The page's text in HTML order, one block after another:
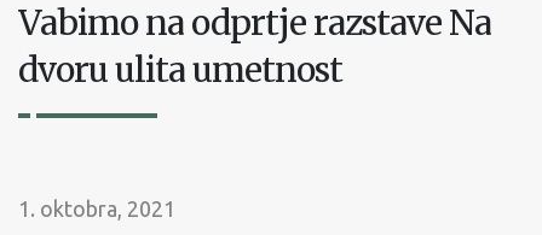
Vabimo na odprtje razstave Na
dvoru ulita umetnost
1. oktobra, 2021